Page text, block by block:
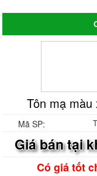
Giá tôn lợp, tôn Hoa
Phương
Tôn mạ màu
Tôn mạ màu
Tôn chống nóng -
Tôn lợp PU chống
Tôn Panel
Tôn dán xốp
Tôn lợp chống nóng,
PU
Tôn mạ
Mã SP:
Giá bán tại
Có giá tốt